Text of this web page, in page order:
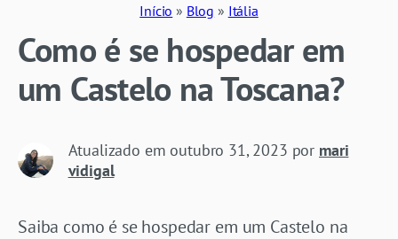
Início » Blog » Itália
Como é se hospedar em
um Castelo na Toscana?
Atualizado em outubro 31, 2023 por mari
vidigal
Saiba como é se hospedar em um Castelo na